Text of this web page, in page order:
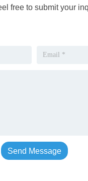
free to submit your
Send Message